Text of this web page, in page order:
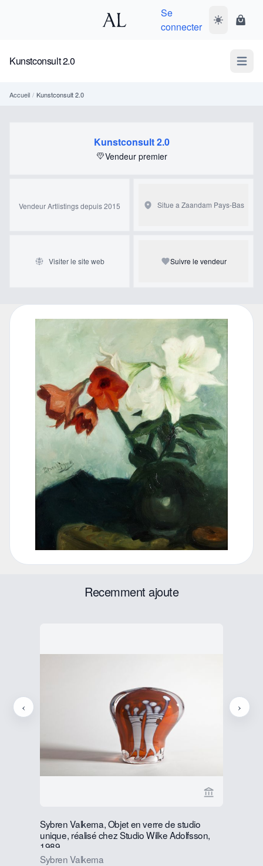
Se
connecter
Basculer le
Kunstconsult 2.0 Open
Accueil / Kunstconsult 2.0
Kunstconsult 2.0
Vendeur premier
Vendeur Artlistings depuis 2015 Situe a Zaandam Pays-Bas
Visiter le site web Suivre le vendeur
Recemment ajoute
Voir la page
Sybren Valkema, Objet en verre de studio
unique, réalisé chez Studio Wilke Adolfsson,
1989
Sybren Valkema
‹ ›